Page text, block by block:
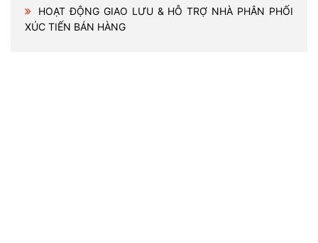
HOẠT ĐỘNG GIAO LƯU & HỖ TRỢ NHÀ PHÂN PHỐI
XÚC TIẾN BÁN HÀNG